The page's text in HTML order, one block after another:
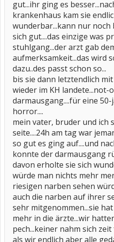
gut...ihr ging es
krankenhaus kam sie
wunderbar...kann nur
sich gut....das einzige was
stuhlgang...der arzt gab
aufmerksamkeit...das wird
dazu..des passt schon so...
bis sie dann letztendlich
wieder im KH landete...not-
darmausgang....für eine
horror....
mein vater, bruder und ich
seite....24h am tag war
so gut es ging auf....und
konnte der darmausgang
davon erholte sie sich
würde man nichts mehr
riesigen narben sehen
auch die narben auf ihrer
sehr mitgenommen...sie
mehr in die ärzte...wir
pech...keiner nahm sich zeit
als wir endlich aber alle